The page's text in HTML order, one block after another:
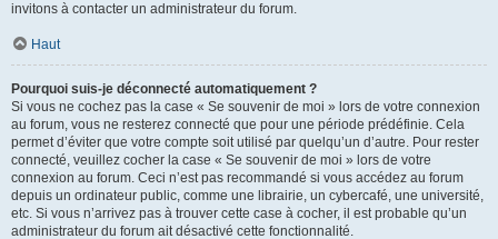
invitons à contacter un administrateur du forum.
Haut
Pourquoi suis-je déconnecté automatiquement ?
Si vous ne cochez pas la case « Se souvenir de moi » lors de votre connexion
au forum, vous ne resterez connecté que pour une période prédéfinie. Cela
permet d’éviter que votre compte soit utilisé par quelqu’un d’autre. Pour rester
connecté, veuillez cocher la case « Se souvenir de moi » lors de votre
connexion au forum. Ceci n’est pas recommandé si vous accédez au forum
depuis un ordinateur public, comme une librairie, un cybercafé, une université,
etc. Si vous n’arrivez pas à trouver cette case à cocher, il est probable qu’un
administrateur du forum ait désactivé cette fonctionnalité.